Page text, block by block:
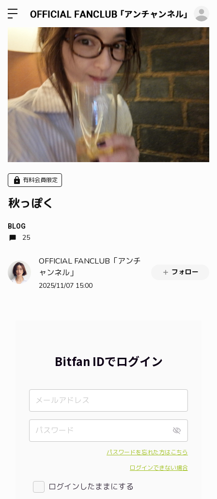
有料会員限定
秋っぽく
BLOG
25
OFFICIAL FANCLUB「アンチ
ャンネル」
2025/11/07 15:00
フォロー
Bitfan IDでログイン
パスワードを忘れた方はこちら
ログインできない場合
ログインしたままにする